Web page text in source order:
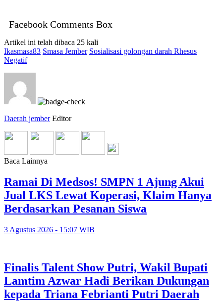
Facebook Comments Box
Artikel ini telah dibaca 25 kali
Ikasmasa83 Smasa Jember Sosialisasi golongan darah Rhesus
Negatif
Daerah jember Editor
Baca Lainnya
Ramai Di Medsos! SMPN 1 Ajung Akui
Jual LKS Lewat Koperasi, Klaim Hanya
Berdasarkan Pesanan Siswa
3 Agustus 2026 - 15:07 WIB
Finalis Talent Show Putri, Wakil Bupati
Lamtim Azwar Hadi Berikan Dukungan
kepada Triana Febrianti Putri Daerah